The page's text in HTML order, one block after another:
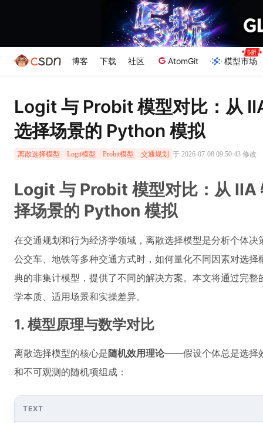
博客 下载 社区 AtomGit 模型市场
Logit 与 Probit 模型对比：从
选择场景的 Python 模拟
离散选择模型 Logit模型 Probit模型 交通规划 于 2026-07-08 09:50:43 修改·
Logit 与 Probit 模型对比：从 IIA
择场景的 Python 模拟
在交通规划和行为经济学领域，离散选择模型是分析个体
公交车、地铁等多种交通方式时，如何量化不同因素对选
典的非集计模型，提供了不同的解决方案。本文将通过完
学本质、适用场景和实操差异。
1. 模型原理与数学对比
离散选择模型的核心是随机效用理论——假设个体总是选择
和不可观测的随机项组成：
TEXT